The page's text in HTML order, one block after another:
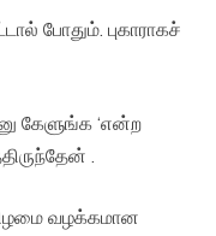
போதும். புகாராகச்
கேளுங்க ‘என்ற
.
வழக்கமான